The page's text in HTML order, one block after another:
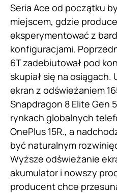
Seria Ace od początku
miejscem, gdzie
eksperymentować z
konfiguracjami.
6T zadebiutował pod
skupiał się na osiągach.
ekran z odświeżaniem
Snapdragon 8 Elite Gen
rynkach globalnych
OnePlus 15R., a
być naturalnym
Wyższe odświeżanie
akumulator i nowszy
producent chce